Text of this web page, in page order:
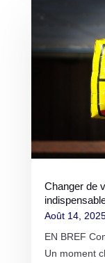
Changer de
Août 14,
EN BREF
Un moment